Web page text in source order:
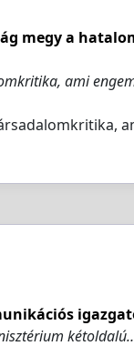
megy a
ami